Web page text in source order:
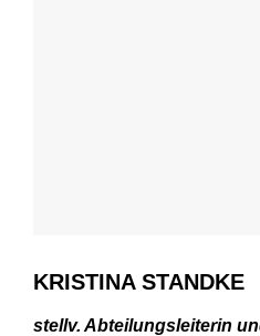
KRISTINA STANDKE
stellv. Abteilungsleiterin